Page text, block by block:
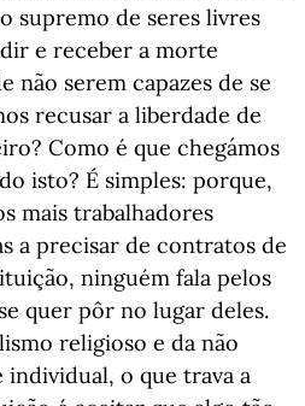
supremo de seres livres
e receber a morte
não serem capazes de se
recusar a liberdade de
Como é que chegámos
isto? É simples: porque,
mais trabalhadores
a precisar de contratos de
ninguém fala pelos
quer pôr no lugar deles.
religioso e da não
individual, o que trava a